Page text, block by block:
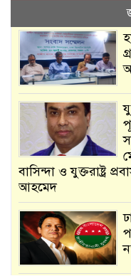
বাসিন্দা ও যুক্তরাষ্ট্র
আহমেদ